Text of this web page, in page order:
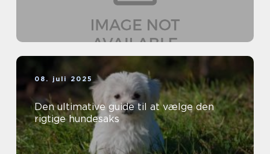
08. juli 2025
Den ultimative guide til at vælge den
rigtige hundesaks